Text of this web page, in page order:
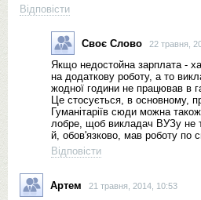
Відповісти
Своє Слово 22 травня,
Якщо недостойна зарплата -
на додаткову роботу, а то
жодної години не працював в
Це стосується, в основному,
Гуманітаріїв сюди можна
лобре, щоб викладач ВУЗу не
й, обов'язково, мав роботу по
Відповісти
Артем 21 травня, 2014, 10:53